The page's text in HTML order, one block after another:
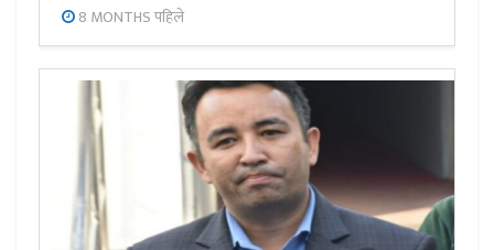
8 MONTHS पहिले